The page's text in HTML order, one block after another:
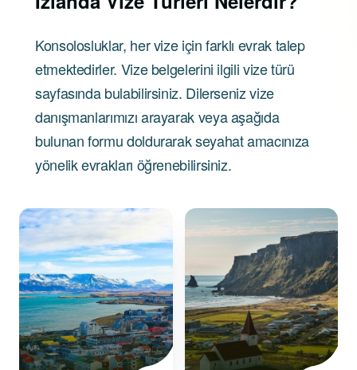
Konsolosluklar, her vize için farklı evrak talep
etmektedirler. Vize belgelerini ilgili vize türü
sayfasında bulabilirsiniz. Dilerseniz vize
danışmanlarımızı arayarak veya aşağıda
bulunan formu doldurarak seyahat amacınıza
yönelik evrakları öğrenebilirsiniz.